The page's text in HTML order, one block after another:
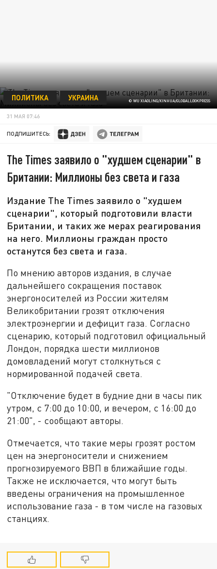
© WU XIAOLING/XINHUA/GLOBALLOOKPRESS
ПОЛИТИКА УКРАИНА
31 МАЯ 07:46
ПОДПИШИТЕСЬ:
The Times заявило о "худшем сценарии" в
Британии: Миллионы без света и газа
Издание The Times заявило о "худшем
сценарии", который подготовили власти
Британии, и таких же мерах реагирования
на него. Миллионы граждан просто
останутся без света и газа.
По мнению авторов издания, в случае
дальнейшего сокращения поставок
энергоносителей из России жителям
Великобритании грозят отключения
электроэнергии и дефицит газа. Согласно
сценарию, который подготовил официальный
Лондон, порядка шести миллионов
домовладений могут столкнуться с
нормированной подачей света.
"Отключение будет в будние дни в часы пик
утром, с 7:00 до 10:00, и вечером, с 16:00 до
21:00", - сообщают авторы.
Отмечается, что такие меры грозят ростом
цен на энергоносители и снижением
прогнозируемого ВВП в ближайшие годы.
Также не исключается, что могут быть
введены ограничения на промышленное
использование газа - в том числе на газовых
станциях.